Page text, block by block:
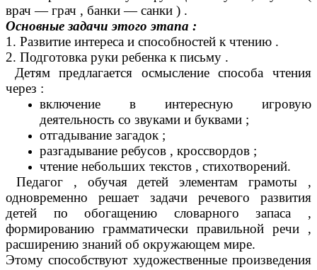
врач — грач , банки — санки ) .
Основные задачи этого этапа :
1. Развитие интереса и способностей к чтению .
2. Подготовка руки ребенка к письму .
Детям предлагается осмысление способа чтения
через :
включение в интересную игровую
деятельность со звуками и буквами ;
отгадывание загадок ;
разгадывание ребусов , кроссвордов ;
чтение небольших текстов , стихотворений.
Педагог , обучая детей элементам грамоты ,
одновременно решает задачи речевого развития
детей по обогащению словарного запаса ,
формированию грамматически правильной речи ,
расширению знаний об окружающем мире.
Этому способствуют художественные произведения